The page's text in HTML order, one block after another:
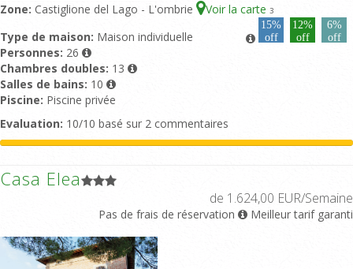
Zone: Castiglione del Lago - L'ombrie Voir la carte 3
15%
off
12%
off
6%
off
Type de maison: Maison individuelle
Personnes: 26
Chambres doubles: 13
Salles de bains: 10
Piscine: Piscine privée
Evaluation: 10/10 basé sur 2 commentaires
Casa Elea
de 1.624,00 EUR/Semaine
Pas de frais de réservation Meilleur tarif garanti